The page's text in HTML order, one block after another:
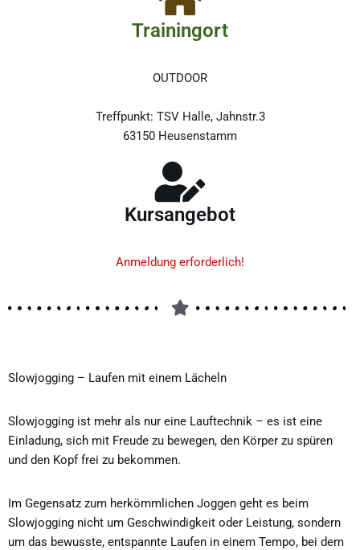
Trainingort
OUTDOOR
Treffpunkt: TSV Halle, Jahnstr.3
63150 Heusenstamm
Kursangebot
Anmeldung erforderlich!
Slowjogging – Laufen mit einem Lächeln
Slowjogging ist mehr als nur eine Lauftechnik – es ist eine
Einladung, sich mit Freude zu bewegen, den Körper zu spüren
und den Kopf frei zu bekommen.
Im Gegensatz zum herkömmlichen Joggen geht es beim
Slowjogging nicht um Geschwindigkeit oder Leistung, sondern
um das bewusste, entspannte Laufen in einem Tempo, bei dem